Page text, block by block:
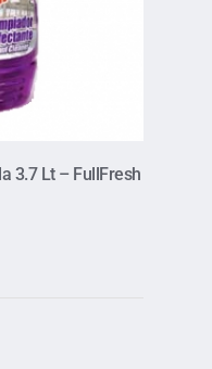
3.7 Lt – FullFresh